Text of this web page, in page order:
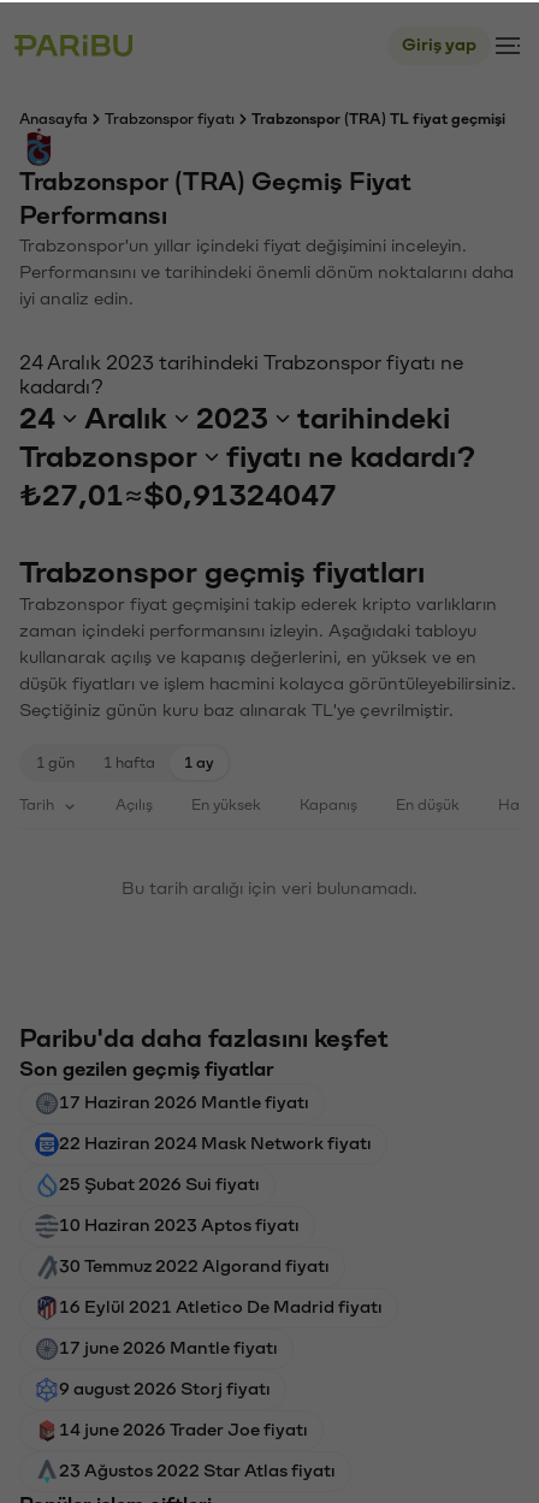
Giriş yap
Anasayfa Trabzonspor fiyatı Trabzonspor (TRA) TL fiyat geçmişi
Trabzonspor (TRA) Geçmiş Fiyat
Performansı
Trabzonspor'un yıllar içindeki fiyat değişimini inceleyin.
Performansını ve tarihindeki önemli dönüm noktalarını daha
iyi analiz edin.
24 Aralık 2023 tarihindeki Trabzonspor fiyatı ne
kadardı?
24 Aralık 2023
tarihindeki
Trabzonspor
fiyatı ne kadardı?
₺27,01 ≈$0,91324047
Trabzonspor geçmiş fiyatları
Trabzonspor fiyat geçmişini takip ederek kripto varlıkların
zaman içindeki performansını izleyin. Aşağıdaki tabloyu
kullanarak açılış ve kapanış değerlerini, en yüksek ve en
düşük fiyatları ve işlem hacmini kolayca görüntüleyebilirsiniz.
Seçtiğiniz günün kuru baz alınarak TL'ye çevrilmiştir.
1 gün 1 hafta 1 ay
Tarih Açılış En yüksek Kapanış En düşük
Bu tarih aralığı için veri bulunamadı.
Paribu'da daha fazlasını keşfet
Son gezilen geçmiş fiyatlar
17 Haziran 2026 Mantle fiyatı
22 Haziran 2024 Mask Network fiyatı
25 Şubat 2026 Sui fiyatı
10 Haziran 2023 Aptos fiyatı
30 Temmuz 2022 Algorand fiyatı
16 Eylül 2021 Atletico De Madrid fiyatı
17 june 2026 Mantle fiyatı
9 august 2026 Storj fiyatı
14 june 2026 Trader Joe fiyatı
23 Ağustos 2022 Star Atlas fiyatı